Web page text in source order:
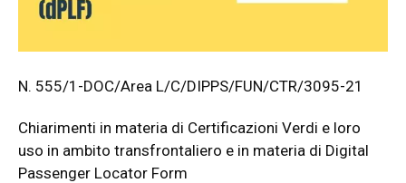
N. 555/1-DOC/Area L/C/DIPPS/FUN/CTR/3095-21
Chiarimenti in materia di Certificazioni Verdi e loro
uso in ambito transfrontaliero e in materia di Digital
Passenger Locator Form